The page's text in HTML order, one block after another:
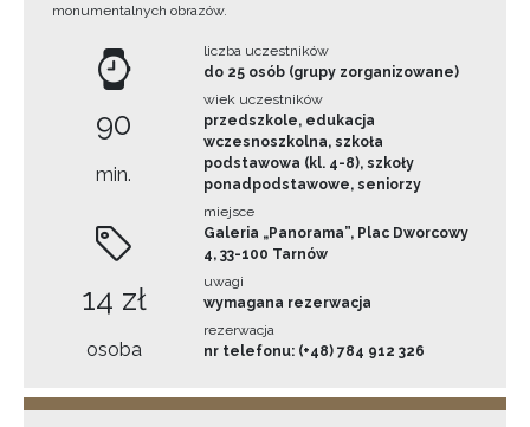
monumentalnych obrazów.
90
min.
14 zł
osoba
liczba uczestników
do 25 osób (grupy zorganizowane)
wiek uczestników
przedszkole, edukacja
wczesnoszkolna, szkoła
podstawowa (kl. 4-8), szkoły
ponadpodstawowe, seniorzy
miejsce
Galeria „Panorama”, Plac Dworcowy
4, 33-100 Tarnów
uwagi
wymagana rezerwacja
rezerwacja
nr telefonu: (+48) 784 912 326